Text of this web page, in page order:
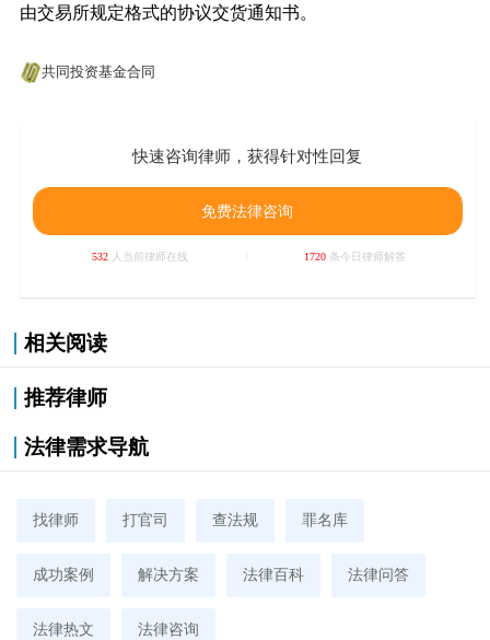
由交易所规定格式的协议交货通知书。
共同投资基金合同
快速咨询律师，获得针对性回复
免费法律咨询
532 人当前律师在线 1720条今日律师解答
相关阅读
推荐律师
法律需求导航
找律师 打官司 查法规 罪名库
成功案例 解决方案 法律百科 法律问答
法律热文 法律咨询